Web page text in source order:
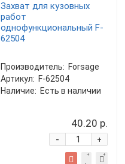
Захват для кузовных
работ
однофункциональный F-
62504
Производитель: Forsage
Артикул: F-62504
Наличие: Есть в наличии
40.20 р.
+
-